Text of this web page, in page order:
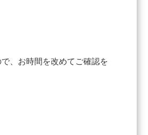
、お時間を改めてご確認を